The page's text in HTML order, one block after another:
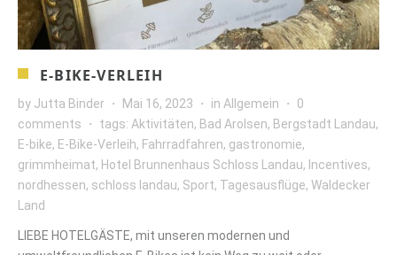
E-BIKE-VERLEIH
by Jutta Binder Mai 16, 2023 in Allgemein
0
comments
tags: Aktivitäten, Bad Arolsen, Bergstadt Landau,
E-bike, E-Bike-Verleih, Fahrradfahren, gastronomie,
grimmheimat, Hotel Brunnenhaus Schloss Landau, Incentives,
nordhessen, schloss landau, Sport, Tagesausflüge, Waldecker
Land
LIEBE HOTELGÄSTE, mit unseren modernen und